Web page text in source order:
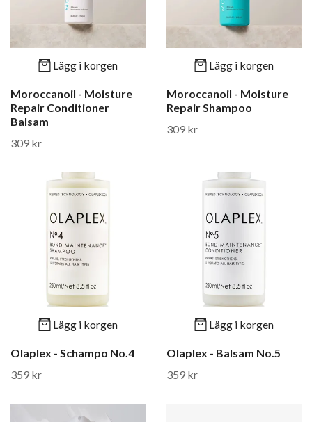
Lägg i korgen
Moroccanoil - Moisture
Repair Conditioner
Balsam
309 kr
Lägg i korgen
Moroccanoil - Moisture
Repair Shampoo
309 kr
Lägg i korgen
Olaplex - Schampo No.4
359 kr
Lägg i korgen
Olaplex - Balsam No.5
359 kr